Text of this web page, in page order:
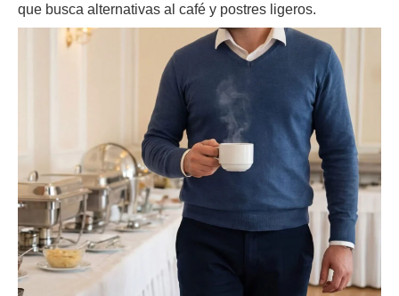
que busca alternativas al café y postres ligeros.